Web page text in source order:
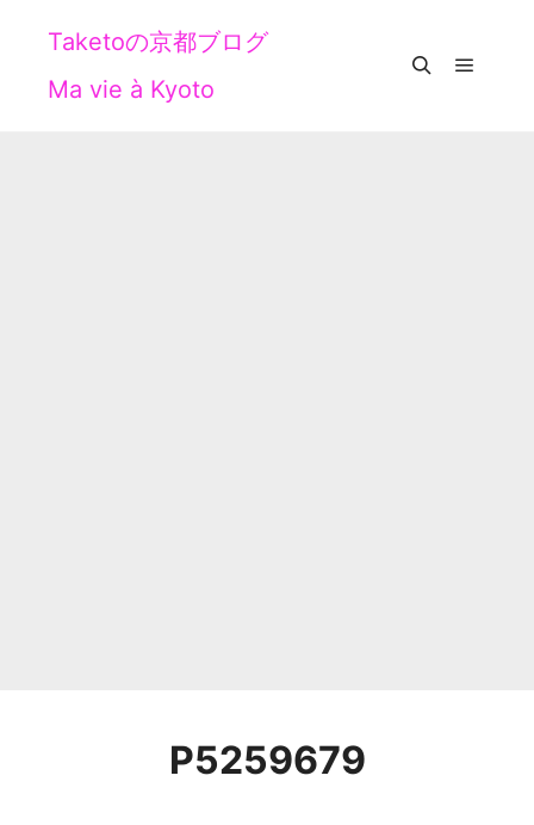
Taketoの京都ブログ
Ma vie à Kyoto
P5259679